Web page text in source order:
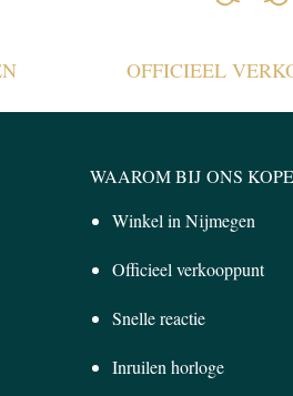
OFFICIEEL
WAAROM BIJ ONS
Winkel in Nijmegen
Officieel verkooppunt
Snelle reactie
Inruilen horloge